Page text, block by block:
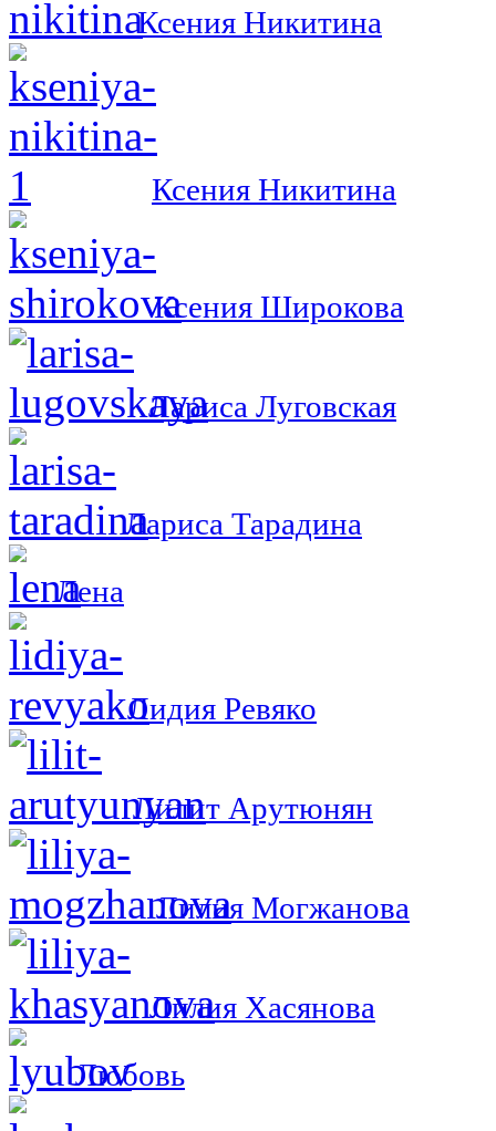
Ксения Никитина
Ксения Никитина
Ксения Широкова
Лариса Луговская
Лариса Тарадина
Лена
Лидия Ревяко
Лилит Арутюнян
Лилия Могжанова
Лилия Хасянова
Любовь